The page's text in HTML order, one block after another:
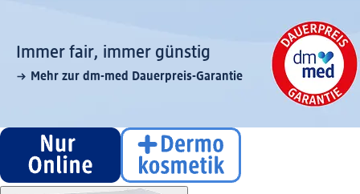
Immer fair,­ immer günstig
Mehr zur dm-med Dauerpreis-Garantie